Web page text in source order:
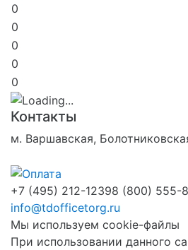
0
0
0
0
0
Контакты
м. Варшавская,
+7 (495) 212-12398 (800) 555-
info@tdofficetorg.ru
Мы используем cookie-файлы
При использовании данного